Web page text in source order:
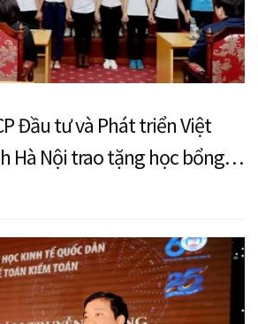
Đầu tư và Phát triển Việt
Hà Nội trao tặng học bổng
xuất sắc của trường ĐH Kinh